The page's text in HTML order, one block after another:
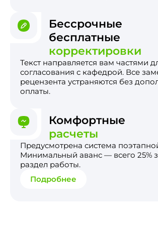
Бессрочные
бесплатные
корректировки
Текст направляется вам частями
согласования с кафедрой. Все
рецензента устраняются без
оплаты.
Комфортные
расчеты
Предусмотрена система
Минимальный аванс — всего 25%
раздел работы.
Подробнее